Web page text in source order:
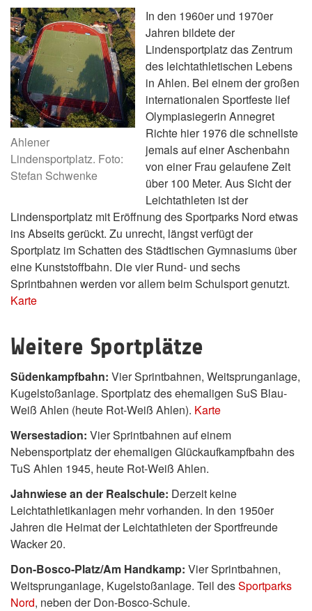
Ahlener
Lindensportplatz. Foto:
Stefan Schwenke
In den 1960er und 1970er
Jahren bildete der
Lindensportplatz das Zentrum
des leichtathletischen Lebens
in Ahlen. Bei einem der großen
internationalen Sportfeste lief
Olympiasiegerin Annegret
Richte hier 1976 die schnellste
jemals auf einer Aschenbahn
von einer Frau gelaufene Zeit
über 100 Meter. Aus Sicht der
Leichtathleten ist der
Lindensportplatz mit Eröffnung des Sportparks Nord etwas
ins Abseits gerückt. Zu unrecht, längst verfügt der
Sportplatz im Schatten des Städtischen Gymnasiums über
eine Kunststoffbahn. Die vier Rund- und sechs
Sprintbahnen werden vor allem beim Schulsport genutzt.
Karte
Weitere Sportplätze
Südenkampfbahn: Vier Sprintbahnen, Weitsprunganlage,
Kugelstoßanlage. Sportplatz des ehemaligen SuS Blau-
Weiß Ahlen (heute Rot-Weiß Ahlen). Karte
Wersestadion: Vier Sprintbahnen auf einem
Nebensportplatz der ehemaligen Glückaufkampfbahn des
TuS Ahlen 1945, heute Rot-Weiß Ahlen.
Jahnwiese an der Realschule: Derzeit keine
Leichtathletikanlagen mehr vorhanden. In den 1950er
Jahren die Heimat der Leichtathleten der Sportfreunde
Wacker 20.
Don-Bosco-Platz/Am Handkamp: Vier Sprintbahnen,
Weitsprunganlage, Kugelstoßanlage. Teil desSportparks
Nord, neben der Don-Bosco-Schule.